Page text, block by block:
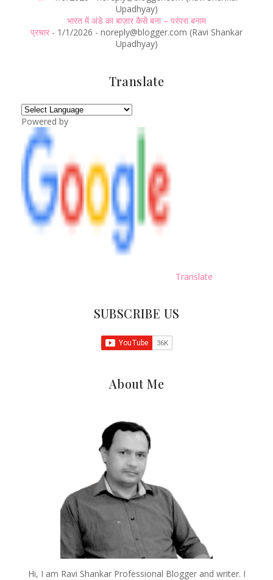
Upadhyay)
भारत में अंडे का बाज़ार कैसे बना – परंपरा बनाम
प्रचार - 1/1/2026 - noreply@blogger.com (Ravi Shankar
Upadhyay)
Translate
Powered by
Translate
SUBSCRIBE US
About Me
Hi, I am Ravi Shankar Professional Blogger and writer. I